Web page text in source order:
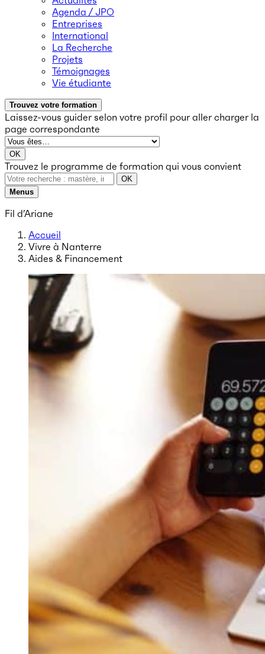
Agenda / JPO
Entreprises
International
La Recherche
Projets
Témoignages
Vie étudiante
Trouvez votre formation
Laissez-vous guider selon votre profil pour aller charger la
page correspondante
OK
Trouvez le programme de formation qui vous convient
OK
Menus
Fil d’Ariane
Accueil
Vivre à Nanterre
Aides & Financement